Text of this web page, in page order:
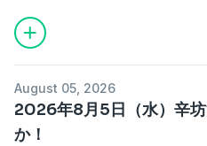
ズームＯＮ①『FIFA＝国際
ーロッパサッカー連盟の対立
（ゲスト：スポーツライタ
出演者：飯田浩司、増山さや
Seeomnystudio.com/
August 05, 2026
2026年8月5日（水）辛
か！